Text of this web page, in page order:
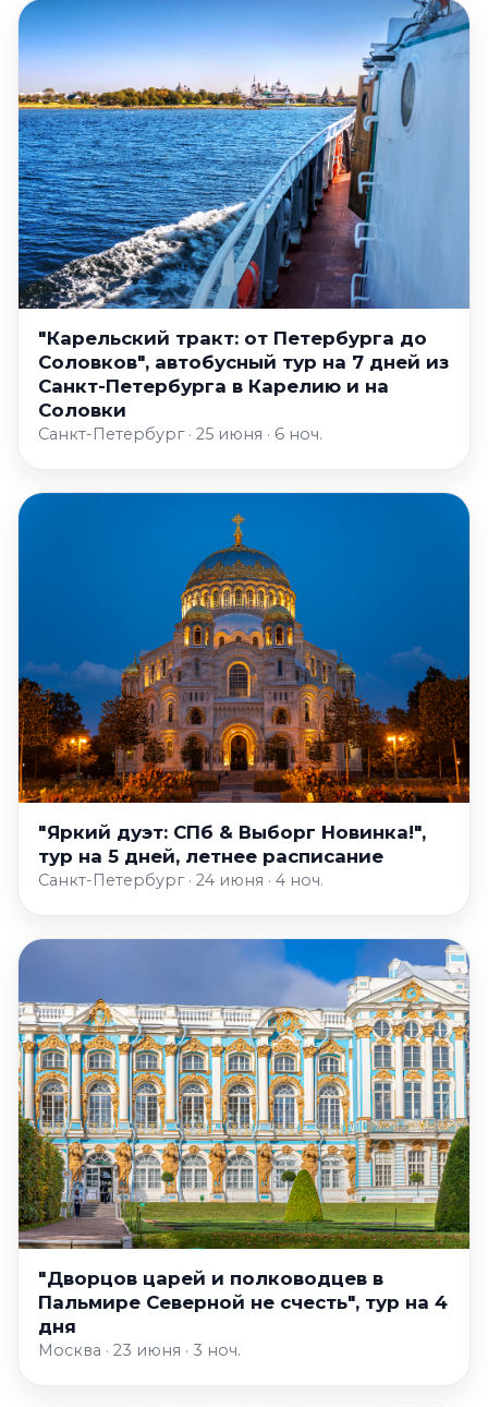
"Карельский тракт: от Петербурга до
Соловков", автобусный тур на 7 дней из
Санкт-Петербурга в Карелию и на
Соловки
Санкт-Петербург · 25 июня · 6 ноч.
"Яркий дуэт: СПб & Выборг Новинка!",
тур на 5 дней, летнее расписание
Санкт-Петербург · 24 июня · 4 ноч.
"Дворцов царей и полководцев в
Пальмире Северной не счесть", тур на 4
дня
Москва · 23 июня · 3 ноч.